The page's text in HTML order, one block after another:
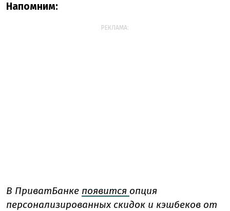
Напомним:
РЕКЛАМА:
В ПриватБанке появится опция
персонализированных скидок и кэшбеков от